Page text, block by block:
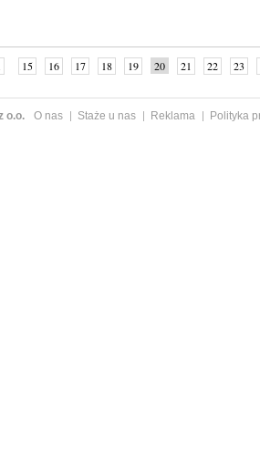
15 16 17 18 19 20 21 22 23
o.o. O nas Staże u nas Reklama
Polityka